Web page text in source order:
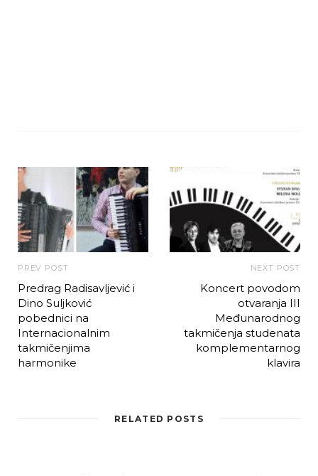
PREV POST
Predrag Radisavljević i
Dino Suljković
pobednici na
Internacionalnim
takmičenjima
harmonike
NEXT POST
Koncert povodom
otvaranja III
Međunarodnog
takmičenja studenata
komplementarnog
klavira
RELATED POSTS